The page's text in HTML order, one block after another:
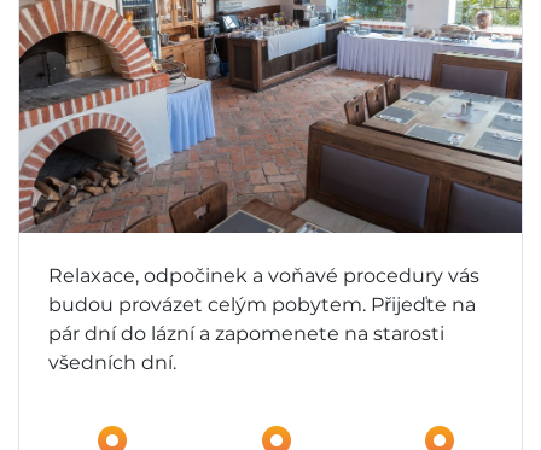
Relaxace, odpočinek a voňavé procedury vás
budou provázet celým pobytem. Přijeďte na
pár dní do lázní a zapomenete na starosti
všedních dní.